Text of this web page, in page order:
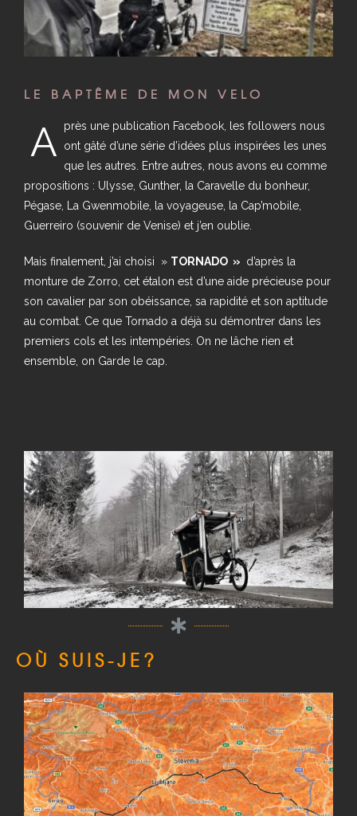
LE BAPTÊME DE MON VELO
A
près une publication Facebook, les followers nous
ont gâté d’une série d’idées plus inspirées les unes
que les autres. Entre autres, nous avons eu comme
propositions : Ulysse, Gunther, la Caravelle du bonheur,
Pégase, La Gwenmobile, la voyageuse, la Cap’mobile,
Guerreiro (souvenir de Venise) et j’en oublie.
Mais finalement, j’ai choisi » TORNADO » d’après la
monture de Zorro, cet étalon est d’une aide précieuse pour
son cavalier par son obéissance, sa rapidité et son aptitude
au combat. Ce que Tornado a déjà su démontrer dans les
premiers cols et les intempéries. On ne lâche rien et
ensemble, on Garde le cap.
OÙ SUIS-JE?